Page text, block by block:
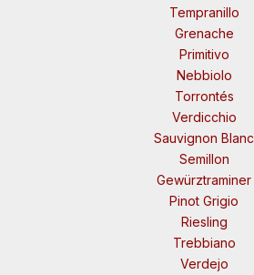
Tempranillo
Grenache
Primitivo
Nebbiolo
Torrontés
Verdicchio
Sauvignon Blanc
Semillon
Gewürztraminer
Pinot Grigio
Riesling
Trebbiano
Verdejo